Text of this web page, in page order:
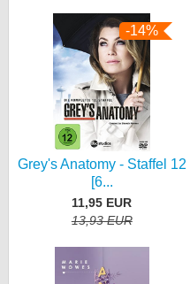
-14%
Grey's Anatomy - Staffel 12
[6...
11,95 EUR
13,93 EUR